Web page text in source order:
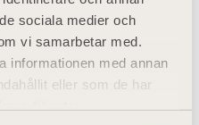
sociala medier och
vi samarbetar med.
informationen med annan
eller som de har